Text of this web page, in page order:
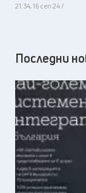
21:34, 16 сеп 24 /
Последни